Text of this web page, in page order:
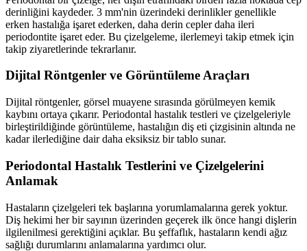
derinliğini kaydeder. 3 mm'nin üzerindeki derinlikler genellikle
erken hastalığa işaret ederken, daha derin cepler daha ileri
periodontite işaret eder. Bu çizelgeleme, ilerlemeyi takip etmek için
takip ziyaretlerinde tekrarlanır.
Dijital Röntgenler ve Görüntüleme Araçları
Dijital röntgenler, görsel muayene sırasında görülmeyen kemik
kaybını ortaya çıkarır. Periodontal hastalık testleri ve çizelgeleriyle
birleştirildiğinde görüntüleme, hastalığın diş eti çizgisinin altında ne
kadar ilerlediğine dair daha eksiksiz bir tablo sunar.
Periodontal Hastalık Testlerini ve Çizelgelerini
Anlamak
Hastaların çizelgeleri tek başlarına yorumlamalarına gerek yoktur.
Diş hekimi her bir sayının üzerinden geçerek ilk önce hangi dişlerin
ilgilenilmesi gerektiğini açıklar. Bu şeffaflık, hastaların kendi ağız
sağlığı durumlarını anlamalarına yardımcı olur.